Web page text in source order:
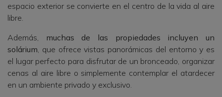
espacio exterior se convierte en el centro de la vida al aire
libre.
Además, muchas de las propiedades incluyen un
solárium , que ofrece vistas panorámicas del entorno y es
el lugar perfecto para disfrutar de un bronceado, organizar
cenas al aire libre o simplemente contemplar el atardecer
en un ambiente privado y exclusivo.